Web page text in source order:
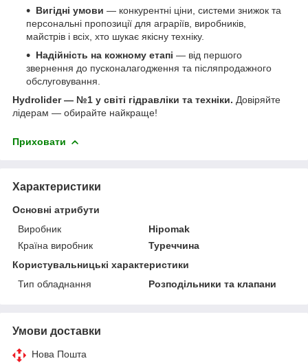
Вигідні умови — конкурентні ціни, системи знижок та
персональні пропозиції для аграріїв, виробників,
майстрів і всіх, хто шукає якісну техніку.
Надійність на кожному етапі — від першого
звернення до пусконалагодження та післяпродажного
обслуговування.
Hydrolider — №1 у світі гідравліки та техніки. Довіряйте
лідерам — обирайте найкраще!
Приховати
Характеристики
Основні атрибути
Виробник
Hipomak
Країна виробник
Туреччина
Користувальницькі характеристики
Тип обладнання
Розподільники та клапани
Умови доставки
Нова Пошта